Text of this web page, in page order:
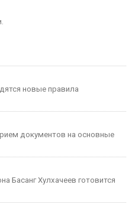
новые правила
документов на основные
Басанг Хулхачеев готовится